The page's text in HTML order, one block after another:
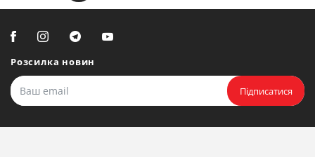
Розсилка новин
Підписатися